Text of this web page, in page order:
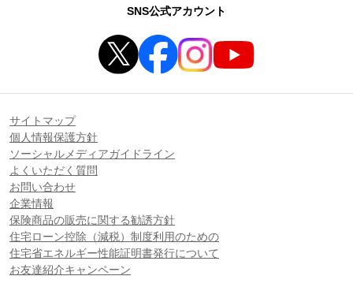
SNS公式アカウント
サイトマップ
個人情報保護方針
ソーシャルメディアガイドライン
よくいただく質問
お問い合わせ
企業情報
保険商品の販売に関する勧誘方針
住宅ローン控除（減税）制度利用のための
住宅省エネルギー性能証明書発行について
お友達紹介キャンペーン